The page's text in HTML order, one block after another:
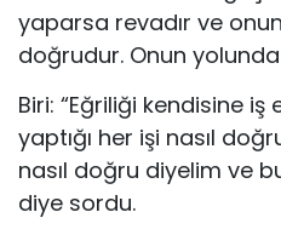
yaparsa revadır ve
doğrudur. Onun
Biri: “Eğriliği kendisine
yaptığı her işi nasıl
nasıl doğru diyelim ve
diye sordu.